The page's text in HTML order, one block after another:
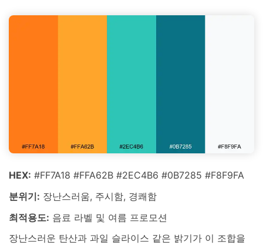
HEX: #FF7A18 #FFA62B #2EC4B6 #0B7285 #F8F9FA
분위기: 장난스러움, 주시함, 경쾌함
최적용도: 음료 라벨 및 여름 프로모션
장난스러운 탄산과 과일 슬라이스 같은 밝기가 이 조합을